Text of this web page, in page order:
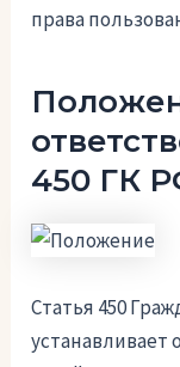
права
450 ГК
Статья 450